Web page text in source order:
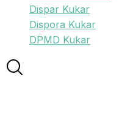
Dispar Kukar
Dispora Kukar
DPMD Kukar